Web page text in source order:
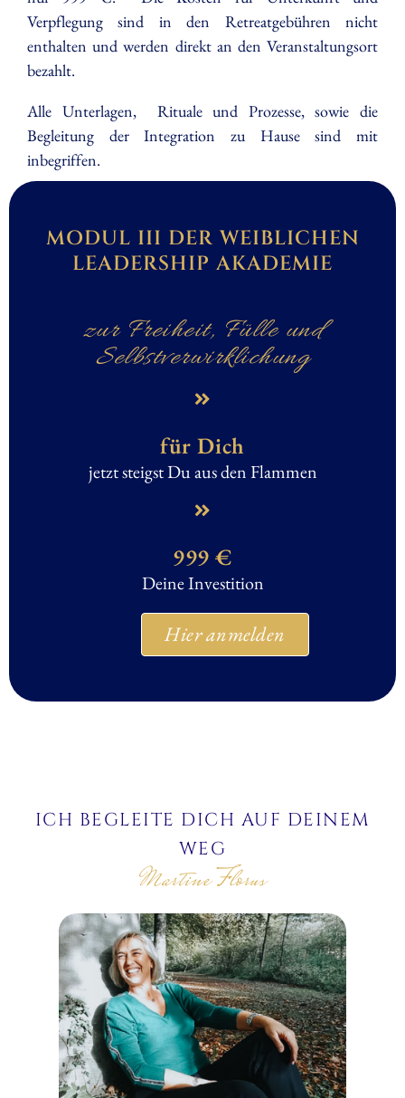
Verpflegung sind in den Retreatgebühren nicht
enthalten und werden direkt an den Veranstaltungsort
bezahlt.
Alle Unterlagen, Rituale und Prozesse, sowie die
Begleitung der Integration zu Hause sind mit
inbegriffen.
MODUL III DER WEIBLICHEN
LEADERSHIP AKADEMIE
zur Freiheit, Fülle und
Selbstverwirklichung
für Dich
jetzt steigst Du aus den Flammen
999 €
Deine Investition
Hier anmelden
ICH BEGLEITE DICH AUF DEINEM
WEG
Martine Florus